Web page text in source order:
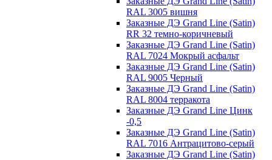
RAL 3005 вишня
Заказные ДЭ Grand Line (Satin)
RR 32 темно-коричневый
Заказные ДЭ Grand Line (Satin)
RAL 7024 Мокрый асфальт
Заказные ДЭ Grand Line (Satin)
RAL 9005 Черный
Заказные ДЭ Grand Line (Satin)
RAL 8004 терракота
Заказные ДЭ Grand Line Цинк
-0,5
Заказные ДЭ Grand Line (Satin)
RAL 7016 Антрацитово-серый
Заказные ДЭ Grand Line (Satin)